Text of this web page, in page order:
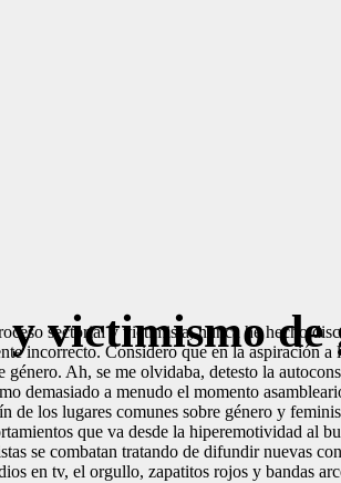
victimismo de
sectorial y victimista, nunca he hecho
incorrecto. Considero que en la aspiración a
Ah, se me olvidaba, detesto la
demasiado a menudo el momento
de los lugares comunes sobre género y
que va desde la hiperemotividad al
se combatan tratando de difundir nuevas
en tv, el orgullo, zapatitos rojos y bandas